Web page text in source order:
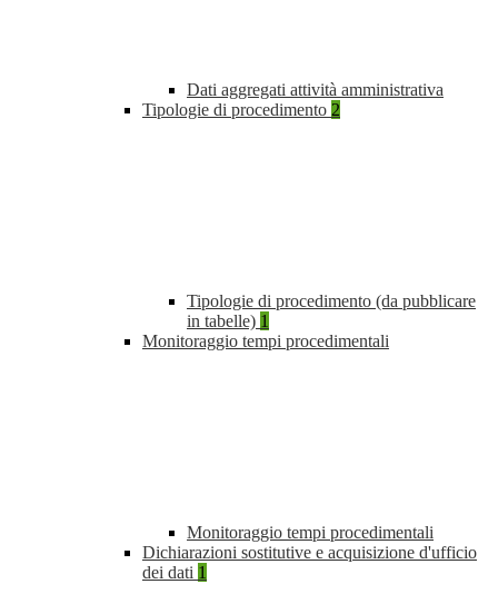
Dati aggregati attività amministrativa
Tipologie di procedimento 2
Tipologie di procedimento (da pubblicare
in tabelle) 1
Monitoraggio tempi procedimentali
Monitoraggio tempi procedimentali
Dichiarazioni sostitutive e acquisizione d'ufficio
dei dati 1